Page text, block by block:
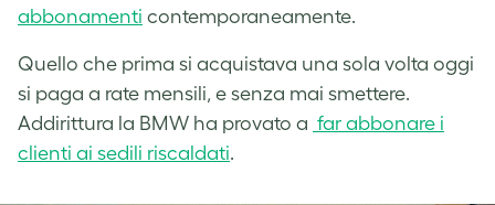
abbonamenti contemporaneamente.
Quello che prima si acquistava una sola volta oggi
si paga a rate mensili, e senza mai smettere.
Addirittura la BMW ha provato a far abbonare i
clienti ai sedili riscaldati.